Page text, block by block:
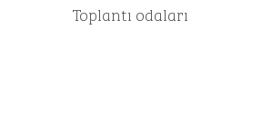
Toplantı odaları